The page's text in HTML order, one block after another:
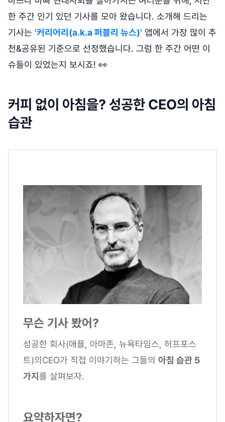
한 주간 인기 있던 기사를 모아 왔습니다. 소개해 드리는
기사는 '커리어리(a.k.a 퍼블리 뉴스)' 앱에서 가장 많이 추
천&공유된 기준으로 선정했습니다. 그럼 한 주간 어떤 이
슈들이 있었는지 보시죠! 👀
커피 없이 아침을? 성공한 CEO의 아침
습관
무슨 기사 봤어?
성공한 회사(애플, 아마존, 뉴욕타임스, 허프포스
트)의CEO가 직접 이야기하는 그들의 아침 습관 5
가지를 살펴보자.
요약하자면?